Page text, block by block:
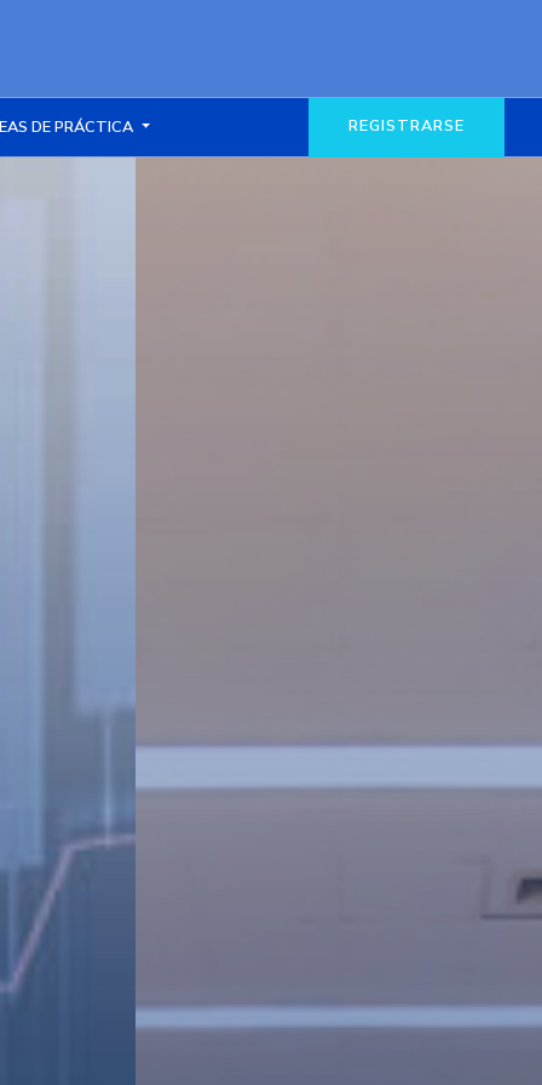
DE PRÁCTICA REGISTRARSE